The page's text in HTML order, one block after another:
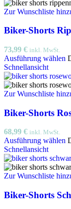
Zur Wunschliste
Biker-Shorts
73,99 € inkl. MwSt.
Ausführung wählen
Schnellansicht
Zur Wunschliste
Biker-Shorts
68,99 € inkl. MwSt.
Ausführung wählen
Schnellansicht
Zur Wunschliste
Biker-Shorts